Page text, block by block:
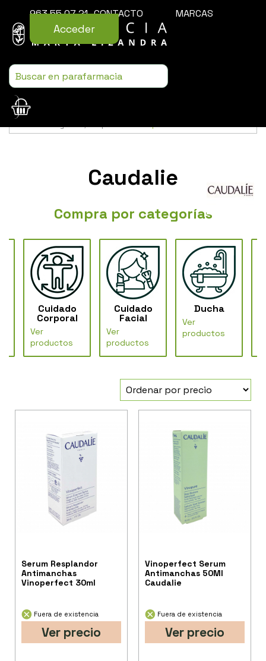
963 55 07 21 CONTACTO MARCAS
Acceder
Usamos cookies para mejorar la experiencia de la web. Si sigues
Caudalie
Compra por categorías
Cuidado
Corporal
Ver
productos
Cuidado
Facial
Ver
productos
Ducha
Ver
productos
Serum Resplandor
Antimanchas
Vinoperfect 30ml
Fuera de existencia
Ver precio
Vinoperfect Serum
Antimanchas 50Ml
Caudalie
Fuera de existencia
Ver precio